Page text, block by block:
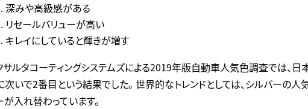
深みや高級感がある
リセールバリューが高い
キレイにしていると輝きが増す
サルタコーティングシステムズによる2019年版自動車人気色調査では、日
次いで2番目という結果でした。 世界的なトレンドとしては、シルバーの人
が入れ替わっています。